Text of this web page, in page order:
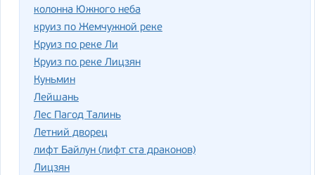
колонна Южного неба
круиз по Жемчужной реке
Круиз по реке Ли
Круиз по реке Лицзян
Куньмин
Лейшань
Лес Пагод Талинь
Летний дворец
лифт Байлун (лифт ста драконов)
Лицзян